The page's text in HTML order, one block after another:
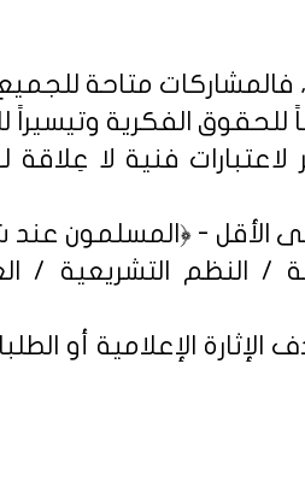
فنية لا عِلاقة
النظم التشريعية /
الإعلامية أو